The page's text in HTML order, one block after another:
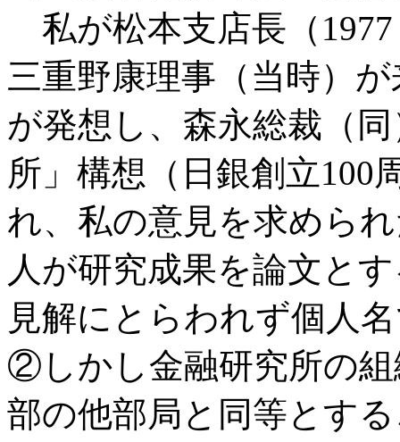
私が松本支店長（
三重野康理事（当時）
が発想し、森永総裁（
所」構想（日銀創立100
れ、私の意見を求めら
人が研究成果を論文と
見解にとらわれず個人
②しかし金融研究所の
部の他部局と同等とす